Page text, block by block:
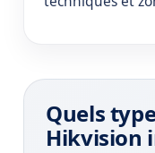
Quels
Hikvision